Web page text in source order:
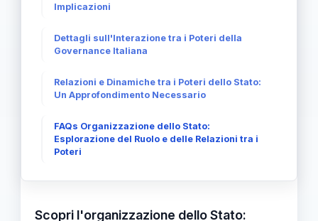
Implicazioni
Dettagli sull'Interazione tra i Poteri della
Governance Italiana
Relazioni e Dinamiche tra i Poteri dello Stato:
Un Approfondimento Necessario
FAQs Organizzazione dello Stato:
Esplorazione del Ruolo e delle Relazioni tra i
Poteri
Scopri l'organizzazione dello Stato: